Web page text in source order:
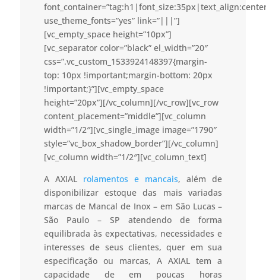
use_theme_fonts=”yes” link=”|||”]
[vc_empty_space height=”10px”]
[vc_separator color=”black” el_width=”20″
css=”.vc_custom_1533924148397{margin-
top: 10px !important;margin-bottom: 20px
!important;}”][vc_empty_space
height=”20px”][/vc_column][/vc_row][vc_row
content_placement=”middle”][vc_column
width=”1/2″][vc_single_image image=”1790″
style=”vc_box_shadow_border”][/vc_column]
[vc_column width=”1/2″][vc_column_text]
A AXIAL rolamentos e mancais, além de
disponibilizar estoque das mais variadas
marcas de Mancal de Inox – em São Lucas –
São Paulo – SP atendendo de forma
equilibrada às expectativas, necessidades e
interesses de seus clientes, quer em sua
especificação ou marcas, A AXIAL tem a
capacidade de em poucas horas